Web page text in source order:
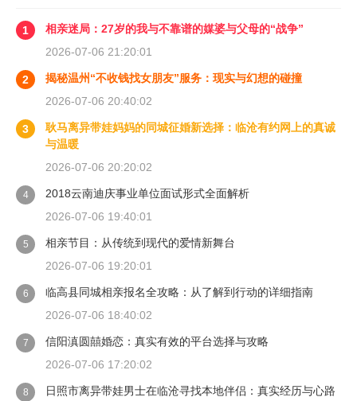
1
相亲迷局：27岁的我与不靠谱的媒婆与父母的“战争”
2026-07-06 21:20:01
2
揭秘温州“不收钱找女朋友”服务：现实与幻想的碰撞
2026-07-06 20:40:02
3
耿马离异带娃妈妈的同城征婚新选择：临沧有约网上的真诚
与温暖
2026-07-06 20:20:02
4
2018云南迪庆事业单位面试形式全面解析
2026-07-06 19:40:01
5
相亲节目：从传统到现代的爱情新舞台
2026-07-06 19:20:01
6
临高县同城相亲报名全攻略：从了解到行动的详细指南
2026-07-06 18:40:02
7
信阳滇圆囍婚恋：真实有效的平台选择与攻略
2026-07-06 17:20:02
8 日照市离异带娃男士在临沧寻找本地伴侣：真实经历与心路